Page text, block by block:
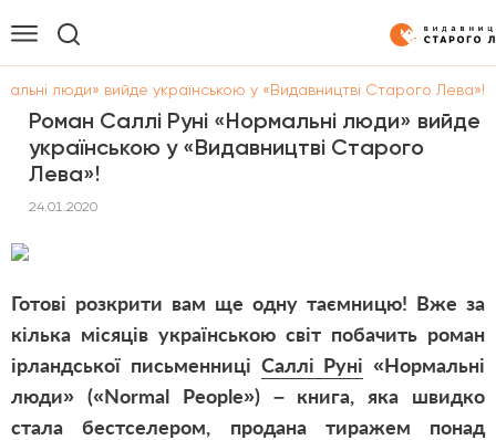
люди» вийде українською у «Видавництві Старого Лева»!
Роман Саллі Руні «Нормальні люди» вийде
українською у «Видавництві Старого
Лева»!
24.01.2020
Готові розкрити вам ще одну таємницю! Вже за
кілька місяців українською світ побачить роман
ірландської письменниці Саллі Руні «Нормальні
люди» («Normal People») – книга, яка швидко
стала бестселером, продана тиражем понад